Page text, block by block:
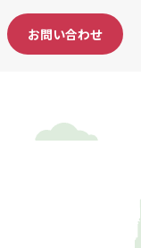
お問い合わせ